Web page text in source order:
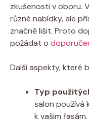
zkušenosti v oboru.
různé nabídky, ale
značně lišit. Proto
požádat o
Další aspekty, které
Typ
salon používá
k vašim řasám.